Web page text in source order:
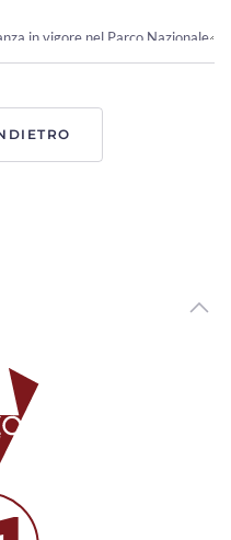
in vigore nel Parco Nazionale
“non saranno torri.
urbana”
2026
Lamma: "luglio è stato il più
e Giani: “Anche d'estate donare è